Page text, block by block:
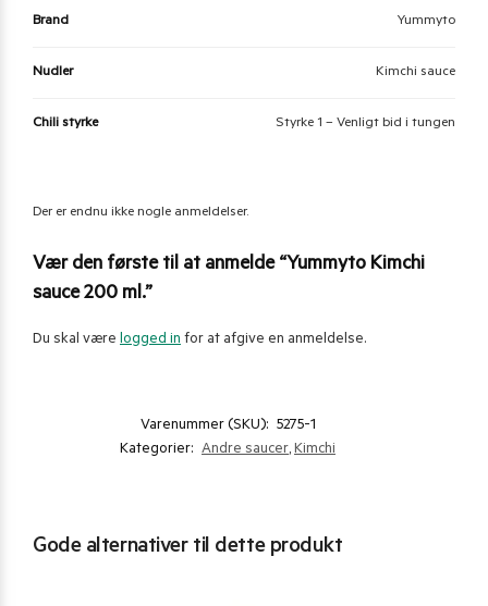
Brand Yummyto
Nudler Kimchi sauce
Chili styrke Styrke 1 – Venligt bid i tungen
Der er endnu ikke nogle anmeldelser.
Vær den første til at anmelde “Yummyto Kimchi
sauce 200 ml.”
Du skal være logged in for at afgive en anmeldelse.
Varenummer (SKU): 5275-1
Kategorier: Andre saucer, Kimchi
Gode alternativer til dette produkt